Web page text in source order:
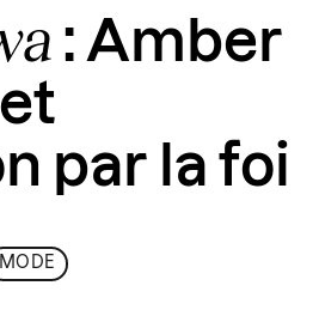
: Amber
par la foi
MODE